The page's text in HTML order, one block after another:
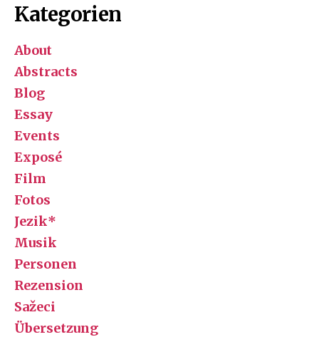
citizens
Kategorien
About
Abstracts
Blog
Essay
Events
Exposé
Film
Fotos
Jezik*
Musik
Personen
Rezension
Sažeci
Übersetzung